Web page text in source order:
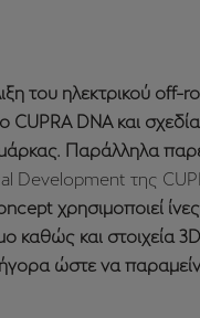
του ηλεκτρικού off-
CUPRA DNA και
Παράλληλα
Development της
χρησιμοποιεί ίνες
καθώς και στοιχεία 3D
ώστε να